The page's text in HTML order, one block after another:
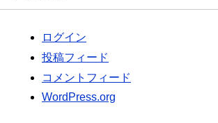
ログイン
投稿フィード
コメントフィード
WordPress.org